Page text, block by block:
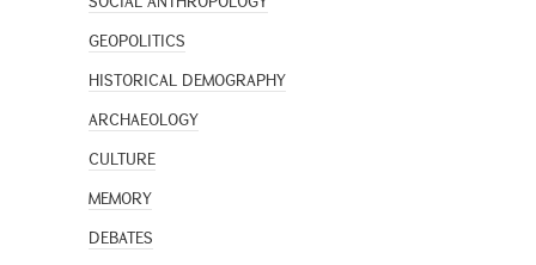
GEOPOLITICS
HISTORICAL DEMOGRAPHY
ARCHAEOLOGY
CULTURE
MEMORY
DEBATES